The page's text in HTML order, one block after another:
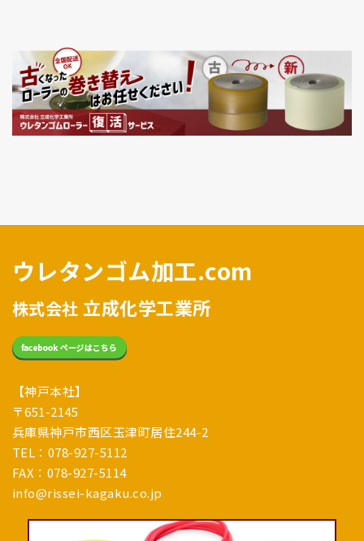
ウレタンゴム加工.com
株式会社 立成化学工業所
【神戸本社】
〒651-2145
兵庫県神戸市西区玉津町居住244-2
TEL：078-927-5112
FAX：078-927-5114
info@rissei-kagaku.co.jp